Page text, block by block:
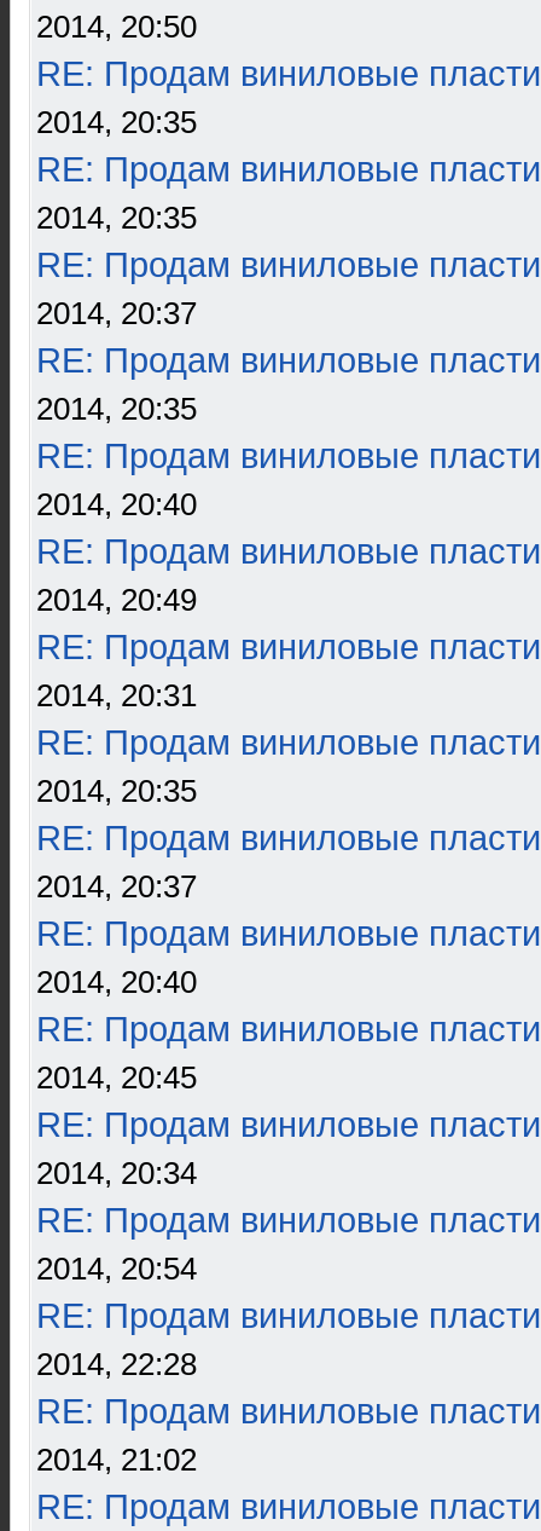
2014, 20:50
RE: Продам виниловые
2014, 20:35
RE: Продам виниловые
2014, 20:35
RE: Продам виниловые
2014, 20:37
RE: Продам виниловые
2014, 20:35
RE: Продам виниловые
2014, 20:40
RE: Продам виниловые
2014, 20:49
RE: Продам виниловые
2014, 20:31
RE: Продам виниловые
2014, 20:35
RE: Продам виниловые
2014, 20:37
RE: Продам виниловые
2014, 20:40
RE: Продам виниловые
2014, 20:45
RE: Продам виниловые
2014, 20:34
RE: Продам виниловые
2014, 20:54
RE: Продам виниловые
2014, 22:28
RE: Продам виниловые
2014, 21:02
RE: Продам виниловые